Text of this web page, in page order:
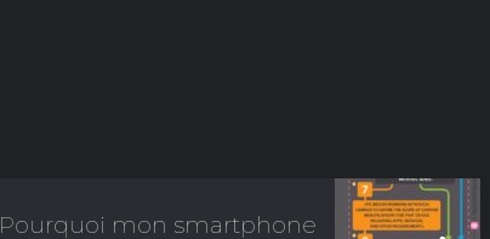
Pourquoi mon smartphone